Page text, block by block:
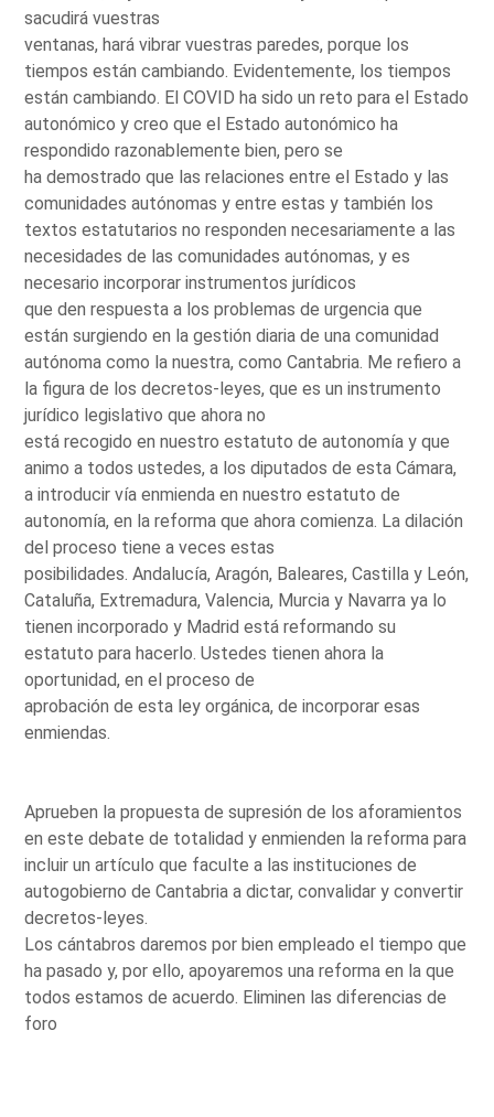
sacudirá vuestras
ventanas, hará vibrar vuestras paredes, porque los
tiempos están cambiando. Evidentemente, los tiempos
están cambiando. El COVID ha sido un reto para el Estado
autonómico y creo que el Estado autonómico ha
respondido razonablemente bien, pero se
ha demostrado que las relaciones entre el Estado y las
comunidades autónomas y entre estas y también los
textos estatutarios no responden necesariamente a las
necesidades de las comunidades autónomas, y es
necesario incorporar instrumentos jurídicos
que den respuesta a los problemas de urgencia que
están surgiendo en la gestión diaria de una comunidad
autónoma como la nuestra, como Cantabria. Me refiero a
la figura de los decretos-leyes, que es un instrumento
jurídico legislativo que ahora no
está recogido en nuestro estatuto de autonomía y que
animo a todos ustedes, a los diputados de esta Cámara,
a introducir vía enmienda en nuestro estatuto de
autonomía, en la reforma que ahora comienza. La dilación
del proceso tiene a veces estas
posibilidades. Andalucía, Aragón, Baleares, Castilla y León,
Cataluña, Extremadura, Valencia, Murcia y Navarra ya lo
tienen incorporado y Madrid está reformando su
estatuto para hacerlo. Ustedes tienen ahora la
oportunidad, en el proceso de
aprobación de esta ley orgánica, de incorporar esas
enmiendas.
Aprueben la propuesta de supresión de los aforamientos
en este debate de totalidad y enmienden la reforma para
incluir un artículo que faculte a las instituciones de
autogobierno de Cantabria a dictar, convalidar y convertir
decretos-leyes.
Los cántabros daremos por bien empleado el tiempo que
ha pasado y, por ello, apoyaremos una reforma en la que
todos estamos de acuerdo. Eliminen las diferencias de
foro